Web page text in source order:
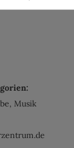
, Musik